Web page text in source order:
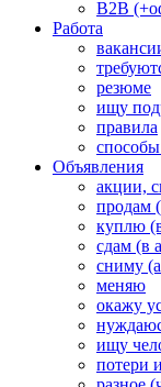
B2B
Работа
резюме
ищу
правила
Объявления
акции,
продам
куплю
сдам (в
сниму
меняю
окажу
ищу
потери